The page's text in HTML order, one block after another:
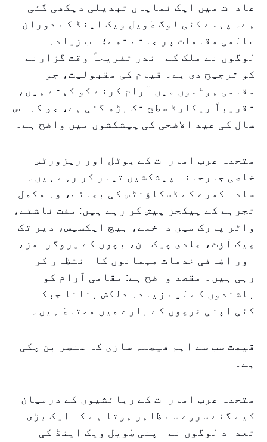
عادات میں ایک نمایاں تبدیلی دیکھی گئی
ہے۔ پہلے کئی لوگ طویل ویک اینڈ کے دوران
عالمی مقامات پر جاتے تھے؛ اب زیادہ
لوگوں نے ملک کے اندر تفریحاً وقت گزارنے
کو ترجیح دی ہے۔ قیام کی مقبولیت، جو
مقامی ہوٹلوں میں آرام کرنے کو کہتے ہیں،
تقریباً ریکارڈ سطح تک بڑھ گئی ہے، جو کہ اس
سال کی عید الاضحی کی پیشکشوں میں واضح ہے۔
متحدہ عرب امارات کے ہوٹل اور ریزورٹس
خاصی جارحانہ پیشکشیں تیار کر رہے ہیں۔
سادہ کمرے کے ڈسکاؤنٹس کی بجائے، وہ مکمل
تجربے کے پیکجز پیش کر رہے ہیں: مفت ناشتے،
واٹر پارک میں داخلے، بیچ ایکسیس، دیر تک
چیک آؤٹ، جلدی چیک ان، بچوں کے پروگرامز،
اور اضافی خدمات مہمانوں کا انتظار کر
رہی ہیں۔ مقصد واضح ہے: مقامی آرام کو
باشندوں کے لیے زیادہ دلکش بنانا جبکہ
کئی اپنی خرچوں کے بارے میں محتاط ہیں۔
قیمت سب سے اہم فیصلہ سازی کا عنصر بن چکی
ہے۔
متحدہ عرب امارات کے رہائشیوں کے درمیان
کیے گئے سروے سے ظاہر ہوتا ہے کہ ایک بڑی
تعداد لوگوں نے اپنی طویل ویک اینڈ کی